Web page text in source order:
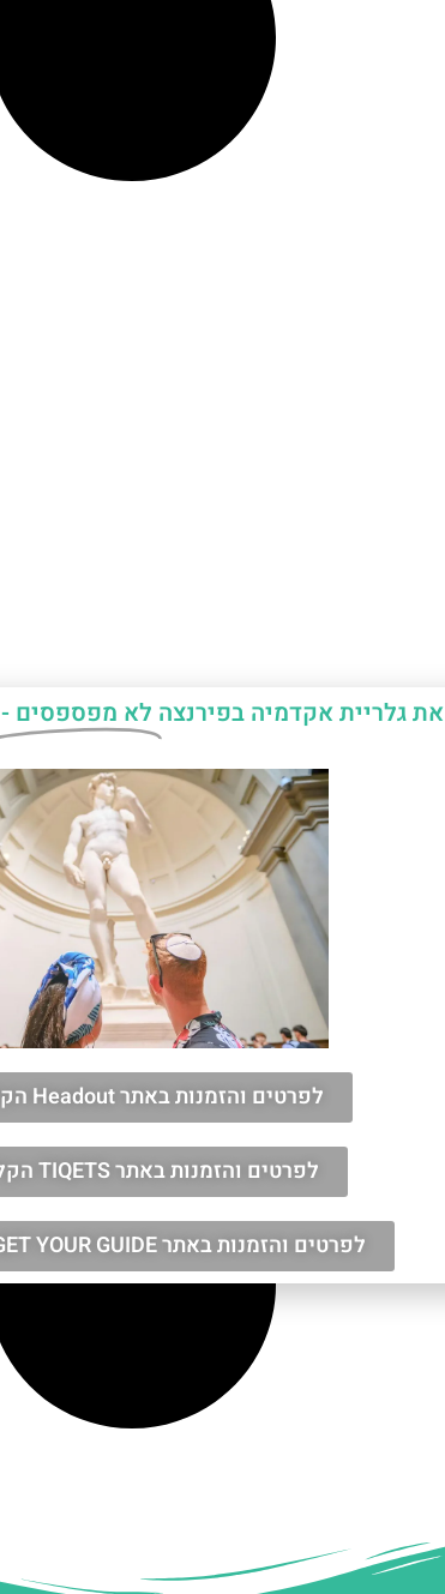
את גלריית אקדמיה בפירנצה לא מפספסים -
לפרטים והזמנות באתר Headout הקליקו עליי 😊
לפרטים והזמנות באתר TIQETS הקליקו עליי 😀
לפרטים והזמנות באתר GET YOUR GUIDE הקליקו עליי 😊